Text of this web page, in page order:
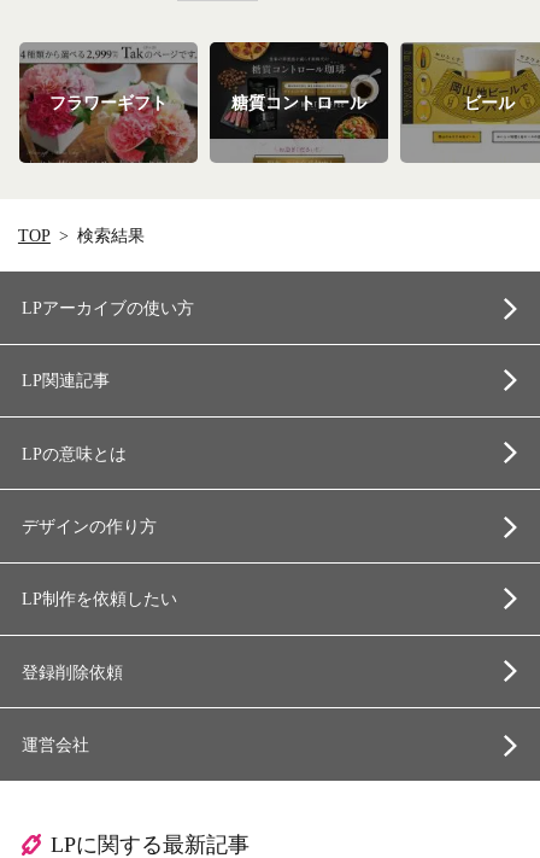
フラワーギフト 糖質コントロール ビール
TOP 検索結果
LPアーカイブの使い方
LP関連記事
LPの意味とは
デザインの作り方
LP制作を依頼したい
登録削除依頼
運営会社
LPに関する最新記事